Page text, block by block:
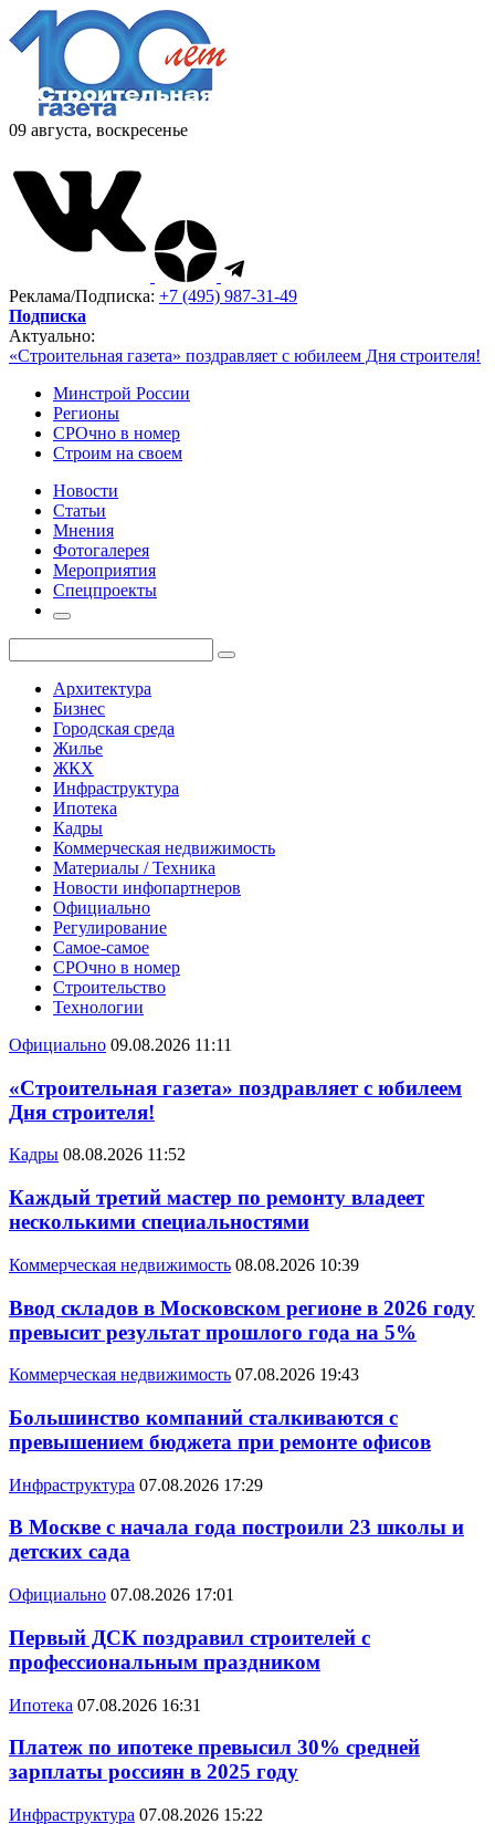
09 августа, воскресенье
Реклама/Подписка: +7 (495) 987-31-49
Подписка
Актуально:
«Строительная газета» поздравляет с юбилеем Дня строителя!
Минстрой России
Регионы
СРОчно в номер
Строим на своем
Новости
Статьи
Мнения
Фотогалерея
Мероприятия
Спецпроекты
Архитектура
Бизнес
Городская среда
Жилье
ЖКХ
Инфраструктура
Ипотека
Кадры
Коммерческая недвижимость
Материалы / Техника
Новости инфопартнеров
Официально
Регулирование
Самое-самое
СРОчно в номер
Строительство
Технологии
Официально 09.08.2026 11:11
«Строительная газета» поздравляет с юбилеем
Дня строителя!
Кадры 08.08.2026 11:52
Каждый третий мастер по ремонту владеет
несколькими специальностями
Коммерческая недвижимость 08.08.2026 10:39
Ввод складов в Московском регионе в 2026 году
превысит результат прошлого года на 5%
Коммерческая недвижимость 07.08.2026 19:43
Большинство компаний сталкиваются с
превышением бюджета при ремонте офисов
Инфраструктура 07.08.2026 17:29
В Москве с начала года построили 23 школы и
детских сада
Официально 07.08.2026 17:01
Первый ДСК поздравил строителей с
профессиональным праздником
Ипотека 07.08.2026 16:31
Платеж по ипотеке превысил 30% средней
зарплаты россиян в 2025 году
Инфраструктура 07.08.2026 15:22